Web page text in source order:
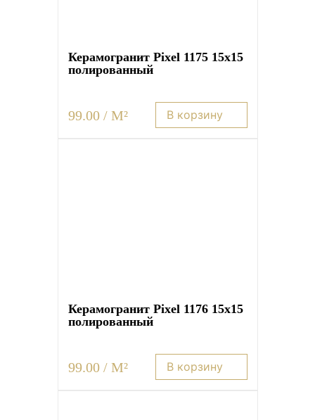
Керамогранит Pixel 1175 15х15
полированный
99.00 / M² В корзину
Керамогранит Pixel 1176 15х15
полированный
99.00 / M² В корзину